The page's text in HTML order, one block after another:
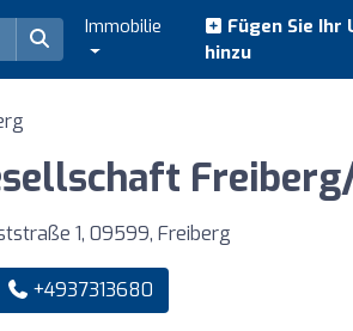
Immobilie
Fügen Sie
hinzu
Freiberg/
1, 09599, Freiberg
+4937313680